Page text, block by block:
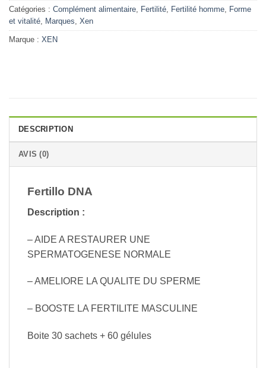
Catégories : Complément alimentaire, Fertilité, Fertilité homme, Forme
et vitalité, Marques, Xen
Marque : XEN
DESCRIPTION
AVIS (0)
Fertillo DNA
Description :
– AIDE A RESTAURER UNE
SPERMATOGENESE NORMALE
– AMELIORE LA QUALITE DU SPERME
– BOOSTE LA FERTILITE MASCULINE
Boite 30 sachets + 60 gélules